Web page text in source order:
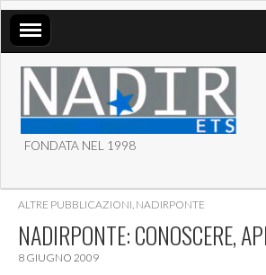
ASSOCIAZIONE
ETS
FONDATA NEL 1998
ALTRE PUBBLICAZIONI, NADIRPONTE
NADIRPONTE: CONOSCERE,
8 GIUGNO 2009